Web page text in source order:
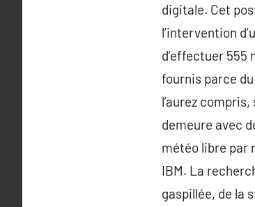
digitale. Cet
l’intervention
d’effectuer
fournis parce
l’aurez
demeure avec
météo libre par
IBM. La
gaspillée, de la